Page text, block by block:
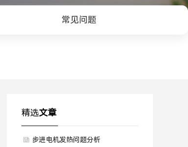
常见问题
精选文章
步进电机发热问题分析